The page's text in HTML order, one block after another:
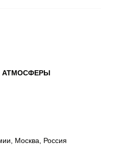
АТМОСФЕРЫ
Москва, Россия